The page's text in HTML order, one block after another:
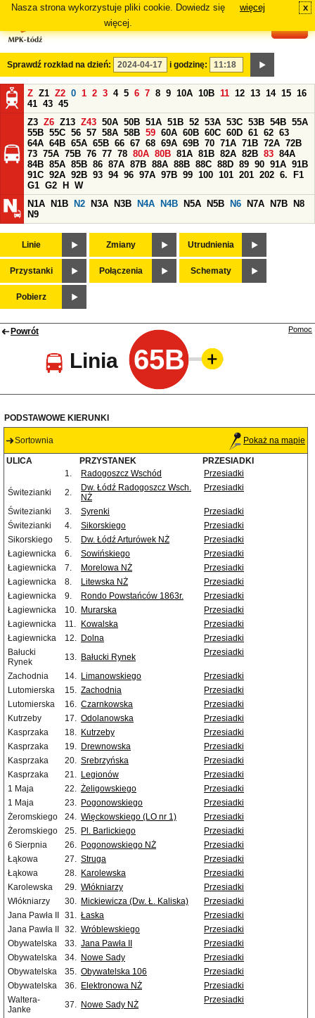
Nasza strona wykorzystuje pliki cookie. Dowiedz się
więcej.
więcej x
Sprawdź rozkład na dzień: i godzinę:
Z Z1 Z2 0 1 2 3 4 5 6 7 8 9 10A 10B 11 12 13 14 15 16
41 43 45
Z3 Z6 Z13 Z43 50A 50B 51A 51B 52 53A 53C 53B 54B 55A
55B 55C 56 57 58A 58B 59 60A 60B 60C 60D 61 62 63
64A 64B 65A 65B 66 67 68 69A 69B 70 71A 71B 72A 72B
73 75A 75B 76 77 78 80A 80B 81A 81B 82A 82B 83 84A
84B 85A 85B 86 87A 87B 88A 88B 88C 88D 89 90 91A 91B
91C 92A 92B 93 94 96 97A 97B 99 100 101 201 202 6.
F1
G1 G2 H
W
N1A
N1B N2 N3A N3B N4A N4B N5A N5B N6 N7A N7B
N8
N9
Linie Zmiany Utrudnienia
Przystanki Połączenia Schematy
Pobierz
Powrót
Linia 65B
Pomoc
PODSTAWOWE KIERUNKI
Sortownia Pokaż na mapie
ULICA PRZYSTANEK
PRZESIADKI
1.
Radogoszcz Wschód
Przesiadki
Świtezianki
2.
Dw. Łódź Radogoszcz Wsch.
NŻ
Przesiadki
Świtezianki 3. Syrenki
Przesiadki
Świtezianki
4. Sikorskiego
Przesiadki
Sikorskiego
5. Dw. Łódź Arturówek NŻ
Przesiadki
Łagiewnicka
6. Sowińskiego
Przesiadki
Łagiewnicka
7. Morelowa NŻ
Przesiadki
Łagiewnicka
8. Litewska NŻ
Przesiadki
Łagiewnicka
9. Rondo Powstańców 1863r.
Przesiadki
Łagiewnicka
10. Murarska
Przesiadki
Łagiewnicka
11. Kowalska
Przesiadki
Łagiewnicka
12. Dolna
Przesiadki
Bałucki
Rynek
13. Bałucki Rynek Przesiadki
Zachodnia 14. Limanowskiego
Przesiadki
Lutomierska
15. Zachodnia
Przesiadki
Lutomierska
16. Czarnkowska
Przesiadki
Kutrzeby
17. Odolanowska
Przesiadki
Kasprzaka
18. Kutrzeby
Przesiadki
Kasprzaka
19. Drewnowska
Przesiadki
Kasprzaka
20. Srebrzyńska
Przesiadki
Kasprzaka
21. Legionów
Przesiadki
1 Maja
22. Żeligowskiego
Przesiadki
1 Maja
23. Pogonowskiego
Przesiadki
Żeromskiego
24. Więckowskiego (LO nr 1)
Przesiadki
Żeromskiego
25. Pl. Barlickiego
Przesiadki
6 Sierpnia
26. Pogonowskiego NŻ
Przesiadki
Łąkowa
27. Struga
Przesiadki
Łąkowa
28. Karolewska
Przesiadki
Karolewska
29. Włókniarzy
Przesiadki
Włókniarzy
30. Mickiewicza (Dw. Ł. Kaliska)
Przesiadki
Jana Pawła II
31. Łaska
Przesiadki
Jana Pawła II
32. Wróblewskiego
Przesiadki
Obywatelska
33. Jana Pawła II
Przesiadki
Obywatelska
34. Nowe Sady
Przesiadki
Obywatelska
35. Obywatelska 106
Przesiadki
Obywatelska
36. Elektronowa NŻ
Przesiadki
Waltera-
Janke
37. Nowe Sady NŻ Przesiadki